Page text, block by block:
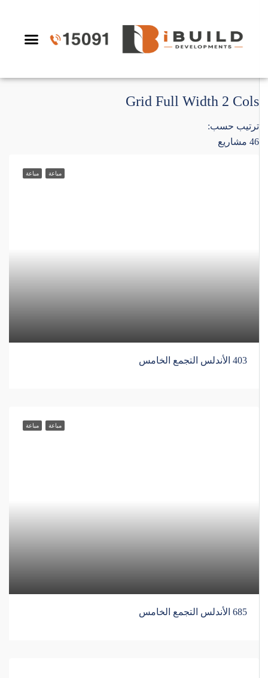
Grid Full Width 2 Cols
46 مشاريع
ترتيب حسب:
مباعة مباعة
403 الأندلس التجمع الخامس
مباعة مباعة
685 الأندلس التجمع الخامس